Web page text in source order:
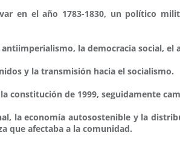
en el año 1783-1830, un político
la democracia social, el
y la transmisión hacia el socialismo.
de 1999, seguidamente
la economía autosostenible y la
que afectaba a la comunidad.